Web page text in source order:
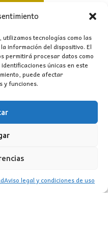
tecnologías como las
información del dispositivo. El
permitirá procesar datos como
únicas en este
puede afectar
y funciones.
Aviso legal y condiciones de uso
259,00€.